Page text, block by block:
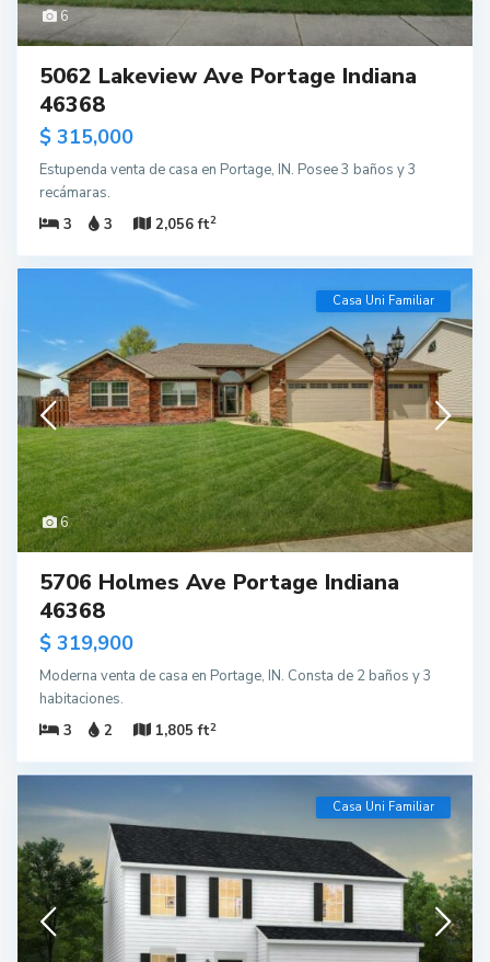
6
5062 Lakeview Ave Portage Indiana
46368
$ 315,000
Estupenda venta de casa en Portage, IN. Posee 3 baños y 3
recámaras.
3
3 2,056 ft2
6
Casa Uni Familiar
5706 Holmes Ave Portage Indiana
46368
$ 319,900
Moderna venta de casa en Portage, IN. Consta de 2 baños y 3
habitaciones.
3
2 1,805 ft2
Casa Uni Familiar